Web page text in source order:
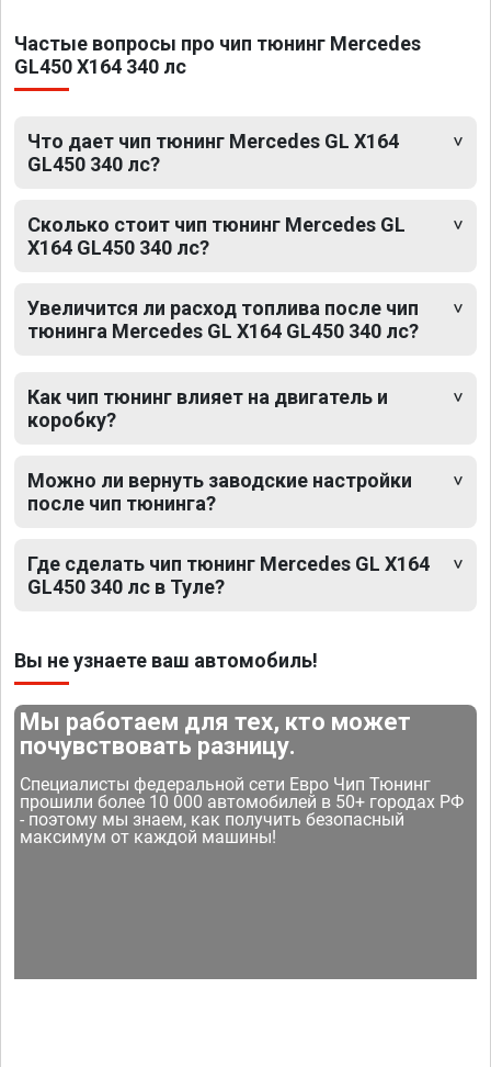
Частые вопросы про чип тюнинг Mercedes
GL450 X164 340 лс
Что дает чип тюнинг Mercedes GL X164
GL450 340 лс?
Сколько стоит чип тюнинг Mercedes GL
X164 GL450 340 лс?
Увеличится ли расход топлива после чип
тюнинга Mercedes GL X164 GL450 340 лс?
Как чип тюнинг влияет на двигатель и
коробку?
Можно ли вернуть заводские настройки
после чип тюнинга?
Где сделать чип тюнинг Mercedes GL X164
GL450 340 лс в Туле?
Вы не узнаете ваш автомобиль!
Мы работаем для тех, кто может
почувствовать разницу.
Специалисты федеральной сети Евро Чип Тюнинг
прошили более 10 000 автомобилей в 50+ городах РФ
- поэтому мы знаем, как получить безопасный
максимум от каждой машины!